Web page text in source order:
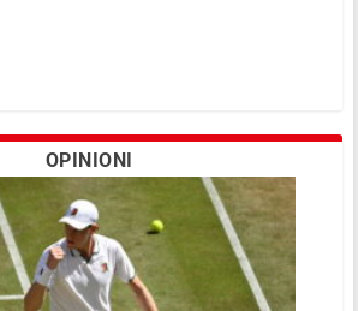
OPINIONI